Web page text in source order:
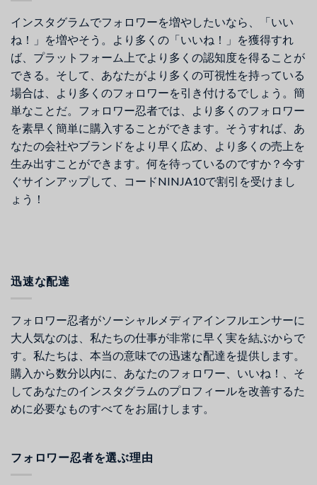
インスタグラムでフォロワーを増やしたいなら、「いい
ね！」を増やそう。より多くの「いいね！」を獲得すれ
ば、プラットフォーム上でより多くの認知度を得ることが
できる。そして、あなたがより多くの可視性を持っている
場合は、より多くのフォロワーを引き付けるでしょう。簡
単なことだ。フォロワー忍者では、より多くのフォロワー
を素早く簡単に購入することができます。そうすれば、あ
なたの会社やブランドをより早く広め、より多くの売上を
生み出すことができます。何を待っているのですか？今す
ぐサインアップして、コードNINJA10で割引を受けまし
ょう！
迅速な配達
フォロワー忍者がソーシャルメディアインフルエンサーに
大人気なのは、私たちの仕事が非常に早く実を結ぶからで
す。私たちは、本当の意味での迅速な配達を提供します。
購入から数分以内に、あなたのフォロワー、いいね！、そ
してあなたのインスタグラムのプロフィールを改善するた
めに必要なものすべてをお届けします。
フォロワー忍者を選ぶ理由